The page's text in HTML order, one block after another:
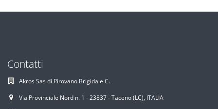
Contatti
Akros Sas di Pirovano Brigida e C.
Via Provinciale Nord n. 1 - 23837 - Taceno (LC), ITALIA